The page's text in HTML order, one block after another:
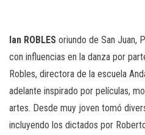
Ian ROBLES oriundo de San Juan,
con influencias en la danza por
Robles, directora de la escuela
adelante inspirado por películas,
artes. Desde muy joven tomó
incluyendo los dictados por